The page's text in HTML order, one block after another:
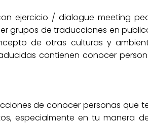
ejercicio / dialogue meeting
grupos de traducciones en
de otras culturas y
contienen conocer
de conocer personas que
especialmente en tu manera